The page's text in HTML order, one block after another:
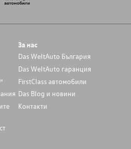
За нас
Das WeltAuto България
Das WeltAuto гаранция
FirstClass автомобили
Das Blog и новини
Контакти